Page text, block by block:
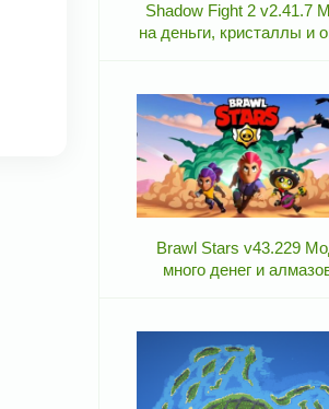
Shadow Fight 2 v2.41.7
на деньги, кристаллы и
Brawl Stars v43.229
много денег и